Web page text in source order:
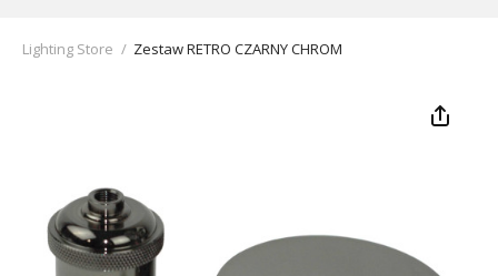
Lighting Store / Zestaw RETRO CZARNY CHROM